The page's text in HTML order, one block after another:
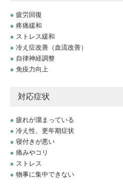
● 疲労回復
● 疼痛緩和
● ストレス緩和
● 冷え症改善（血流改善）
● 自律神経調整
● 免疫力向上
対応症状
● 疲れが溜まっている
● 冷え性、更年期症状
● 寝付きが悪い
● 痛みやコリ
● ストレス
● 物事に集中できない